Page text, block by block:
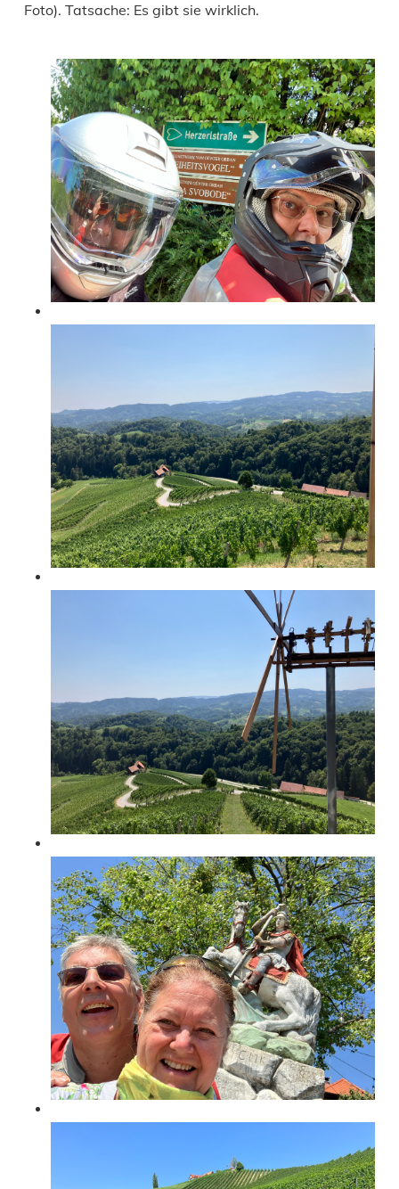
Foto). Tatsache: Es gibt sie wirklich.